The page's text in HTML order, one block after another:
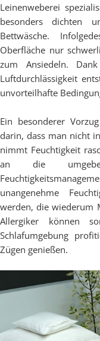
Leinenweberei
besonders dichten
Bettwäsche.
Oberfläche nur
zum Ansiedeln.
Luftdurchlässigkeit
unvorteilhafte
Ein besonderer
darin, dass man nicht
nimmt Feuchtigkeit
an die
unangenehme
werden, die wiederum
Allergiker können
Schlafumgebung
Zügen genießen.